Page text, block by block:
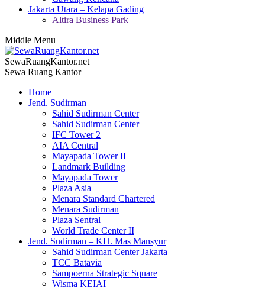
Jakarta Utara – Kelapa Gading
Altira Business Park
Middle Menu
SewaRuangKantor.net
Sewa Ruang Kantor
Home
Jend. Sudirman
Sahid Sudirman Center
Sahid Sudirman Center
IFC Tower 2
AIA Central
Mayapada Tower II
Landmark Building
Mayapada Tower
Plaza Asia
Menara Standard Chartered
Menara Sudirman
Plaza Sentral
World Trade Center II
Jend. Sudirman – KH. Mas Mansyur
Sahid Sudirman Center Jakarta
TCC Batavia
Sampoerna Strategic Square
Wisma KEIAI